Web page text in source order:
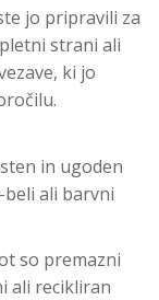
jo pripravili za
strani ali
ki jo
in ugoden
ali barvni
so premazni
ali recikliran